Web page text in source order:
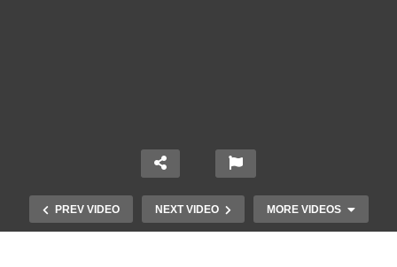
PREV VIDEO NEXT VIDEO MORE VIDEOS